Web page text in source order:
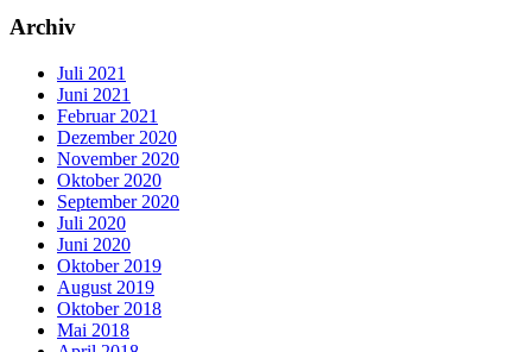
Archiv
Juli 2021
Juni 2021
Februar 2021
Dezember 2020
November 2020
Oktober 2020
September 2020
Juli 2020
Juni 2020
Oktober 2019
August 2019
Oktober 2018
Mai 2018